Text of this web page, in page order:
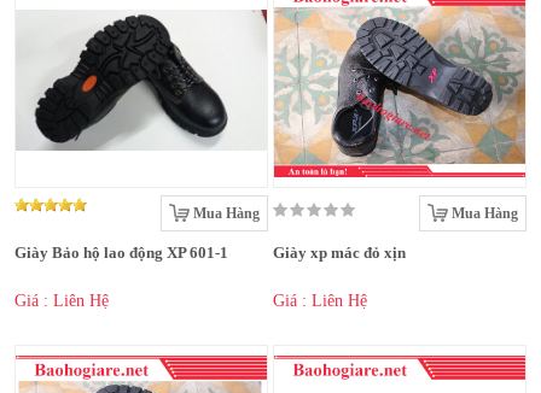
Mua Hàng
Giày Bảo hộ lao động XP 601-1
Giá : Liên Hệ
Mua Hàng
Giày xp mác đỏ xịn
Giá : Liên Hệ